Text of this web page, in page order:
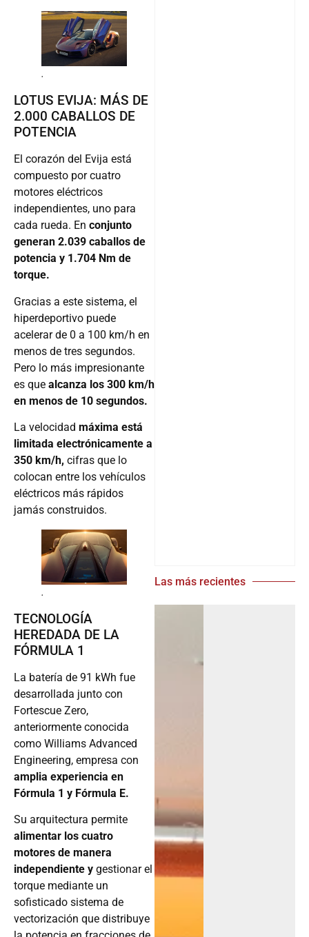
.
LOTUS EVIJA: MÁS DE
2.000 CABALLOS DE
POTENCIA
El corazón del Evija está
compuesto por cuatro
motores eléctricos
independientes, uno para
cada rueda. En conjunto
generan 2.039 caballos de
potencia y 1.704 Nm de
torque.
Gracias a este sistema, el
hiperdeportivo puede
acelerar de 0 a 100 km/h en
menos de tres segundos.
Pero lo más impresionante
es que alcanza los 300 km/h
en menos de 10 segundos.
La velocidad máxima está
limitada electrónicamente a
350 km/h, cifras que lo
colocan entre los vehículos
eléctricos más rápidos
jamás construidos.
.
TECNOLOGÍA
HEREDADA DE LA
FÓRMULA 1
La batería de 91 kWh fue
desarrollada junto con
Fortescue Zero,
anteriormente conocida
como Williams Advanced
Engineering, empresa con
amplia experiencia en
Fórmula 1 y Fórmula E.
Su arquitectura permite
alimentar los cuatro
motores de manera
independiente y gestionar el
torque mediante un
sofisticado sistema de
vectorización que distribuye
Las más recientes